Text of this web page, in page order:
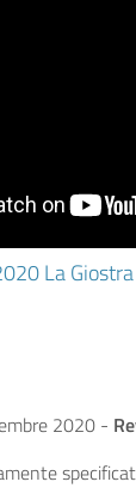
La Giostra
2020 -